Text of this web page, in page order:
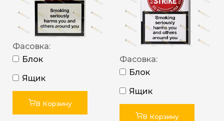
Фасовка:
Блок
Ящик
В Корзину
Фасовка:
Блок
Ящик
В Корзину